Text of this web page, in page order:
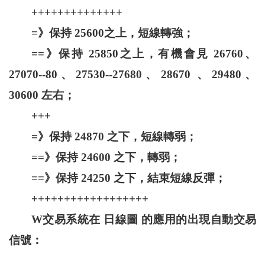
++++++++++++++
=》保持 25600之上，短線轉強；
==》保持 25850之上，有機會見 26760、
27070--80、27530--27680、28670 、29480、
30600 左右；
+++
=》保持 24870 之下，短線轉弱；
==》保持 24600 之下，轉弱；
==》保持 24250 之下，結束短線反彈；
++++++++++++++++++
W交易系統在 日線圖 的應用的出現自動交易
信號：